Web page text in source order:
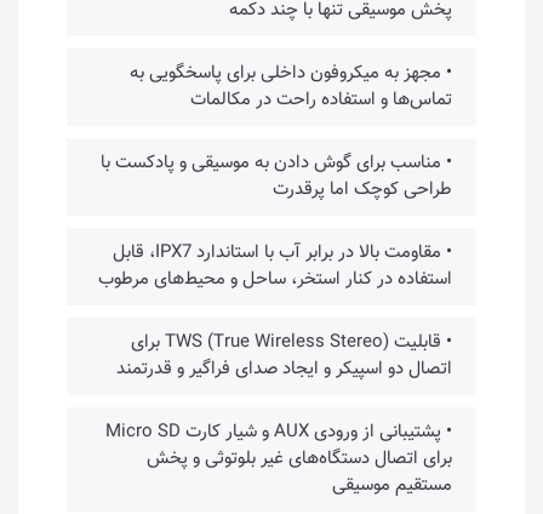
پخش موسیقی تنها با چند دکمه
• مجهز به میکروفون داخلی برای پاسخگویی به
تماس‌ها و استفاده راحت در مکالمات
• مناسب برای گوش دادن به موسیقی و پادکست با
طراحی کوچک اما پرقدرت
• مقاومت بالا در برابر آب با استاندارد IPX7، قابل
استفاده در کنار استخر، ساحل و محیط‌های مرطوب
• قابلیت TWS (True Wireless Stereo) برای
اتصال دو اسپیکر و ایجاد صدای فراگیر و قدرتمند
• پشتیبانی از ورودی AUX و شیار کارت Micro SD
برای اتصال دستگاه‌های غیر بلوتوثی و پخش
مستقیم موسیقی